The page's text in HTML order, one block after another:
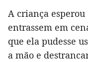
A criança esperou
entrassem em
que ela pudesse
a mão e